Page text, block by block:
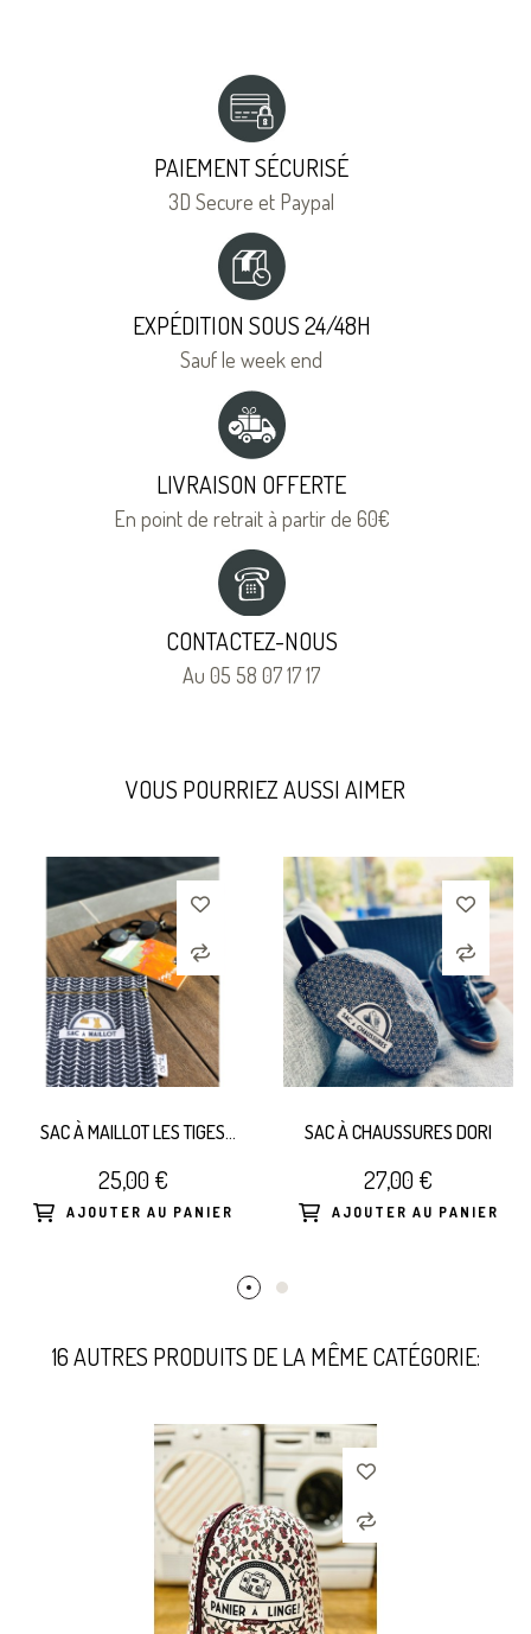
PAIEMENT SÉCURISÉ
3D Secure et Paypal
EXPÉDITION SOUS 24/48H
Sauf le week end
LIVRAISON OFFERTE
En point de retrait à partir de 60€
CONTACTEZ-NOUS
Au 05 58 07 17 17
VOUS POURRIEZ AUSSI AIMER
SAC À MAILLOT LES TIGES
25,00 €
AJOUTER AU PANIER
SAC À CHAUSSURES DORI
27,00 €
AJOUTER AU PANIER
16 AUTRES PRODUITS DE LA MÊME CATÉGORIE: